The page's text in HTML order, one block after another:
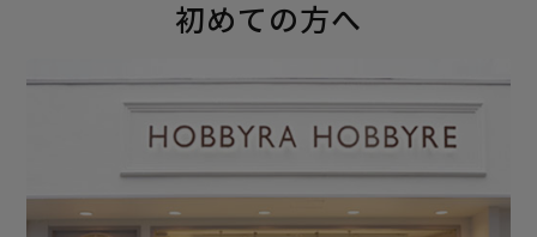
初めての方へ